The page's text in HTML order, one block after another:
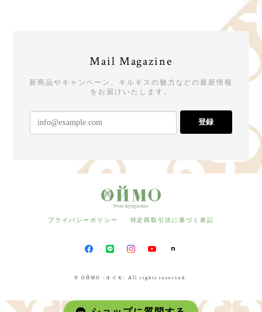
Mail Magazine
新商品やキャンペーン、キルギスの魅力などの最新情報
をお届けいたします。
登録
プライバシーポリシー 特定商取引法に基づく表記
© ОЙМО -オイモ- All rights reserved.